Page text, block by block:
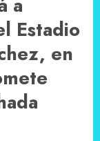
Estadio
en